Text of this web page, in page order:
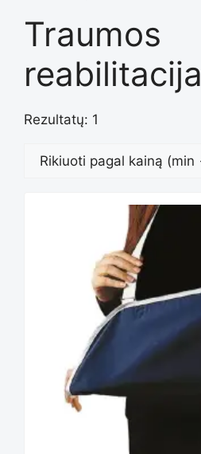
Traumos
reabilitacija
Rezultatų: 1